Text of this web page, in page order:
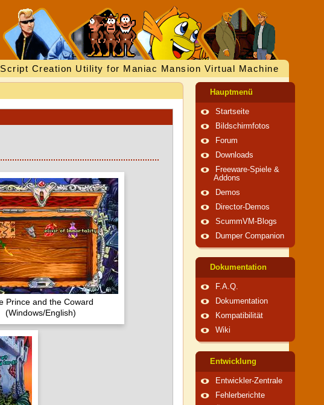
Script Creation Utility for Maniac Mansion Virtual Machine
Prince and the Coward
(Windows/English)
Hauptmenü
Startseite
Bildschirmfotos
Forum
Downloads
Freeware-Spiele &
Addons
Demos
Director-Demos
ScummVM-Blogs
Dumper Companion
Dokumentation
F.A.Q.
Dokumentation
Kompatibilität
Wiki
Entwicklung
Entwickler-Zentrale
Fehlerberichte